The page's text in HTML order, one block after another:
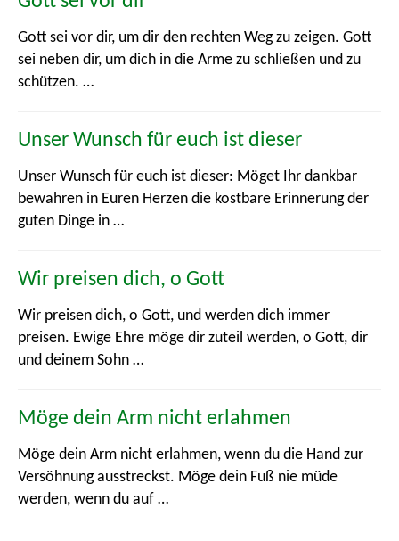
Feuer
Glaube
Hoffnung
Jahr und Jahreszeiten
Lächeln, Freundlichkeit, Freude
Leben
Natur
Unsicherheit, Schmerz und Not
Versöhnung
Gott sei vor dir, um dir den rechten Weg zu zeigen. Gott
sei neben dir, um dich in die Arme zu schließen und zu
schützen. …
Unser Wunsch für euch ist dieser
Unser Wunsch für euch ist dieser: Möget Ihr dankbar
bewahren in Euren Herzen die kostbare Erinnerung der
guten Dinge in …
Wir preisen dich, o Gott
Wir preisen dich, o Gott, und werden dich immer
preisen. Ewige Ehre möge dir zuteil werden, o Gott, dir
und deinem Sohn …
Möge dein Arm nicht erlahmen
Möge dein Arm nicht erlahmen, wenn du die Hand zur
Versöhnung ausstreckst. Möge dein Fuß nie müde
werden, wenn du auf …